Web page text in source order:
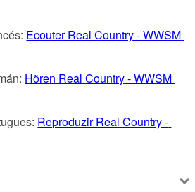
Ecouter Real Country - WWSM
Hören Real Country - WWSM
Reproduzir Real Country -